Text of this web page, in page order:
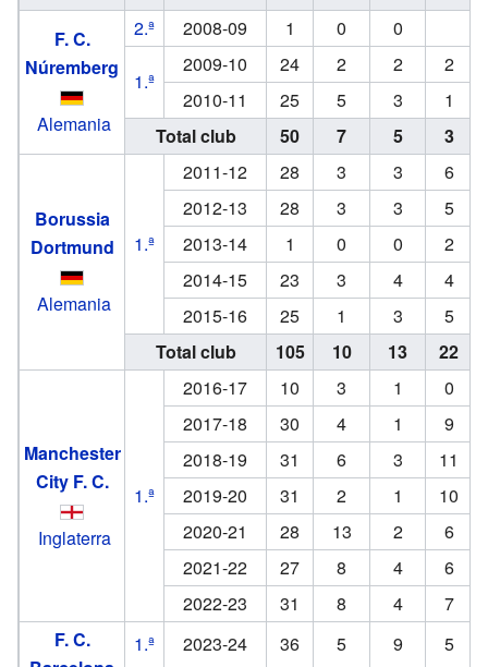
F. C.
Núremberg
Alemania
2.ª 2008-09 1 0 0
1.ª
2009-10 24 2 2
2
2010-11
25 5 3
1
Total club
50 7 5 3
Borussia
Dortmund
Alemania
1.ª
2011-12 28 3 3
6
2012-13
28 3 3
5
2013-14
1 0 0
2
2014-15
23 3 4
4
2015-16
25 1 3
5
Total club
105 10 13 22
Manchester
City F. C.
Inglaterra
1.ª
2016-17 10 3 1
0
2017-18
30 4 1
9
2018-19
31 6 3
11
2019-20
31 2 1
10
2020-21
28 13 2
6
2021-22
27 8 4
6
2022-23
31 8 4
7
F. C.
1.ª 2023-24 36 5 9 5